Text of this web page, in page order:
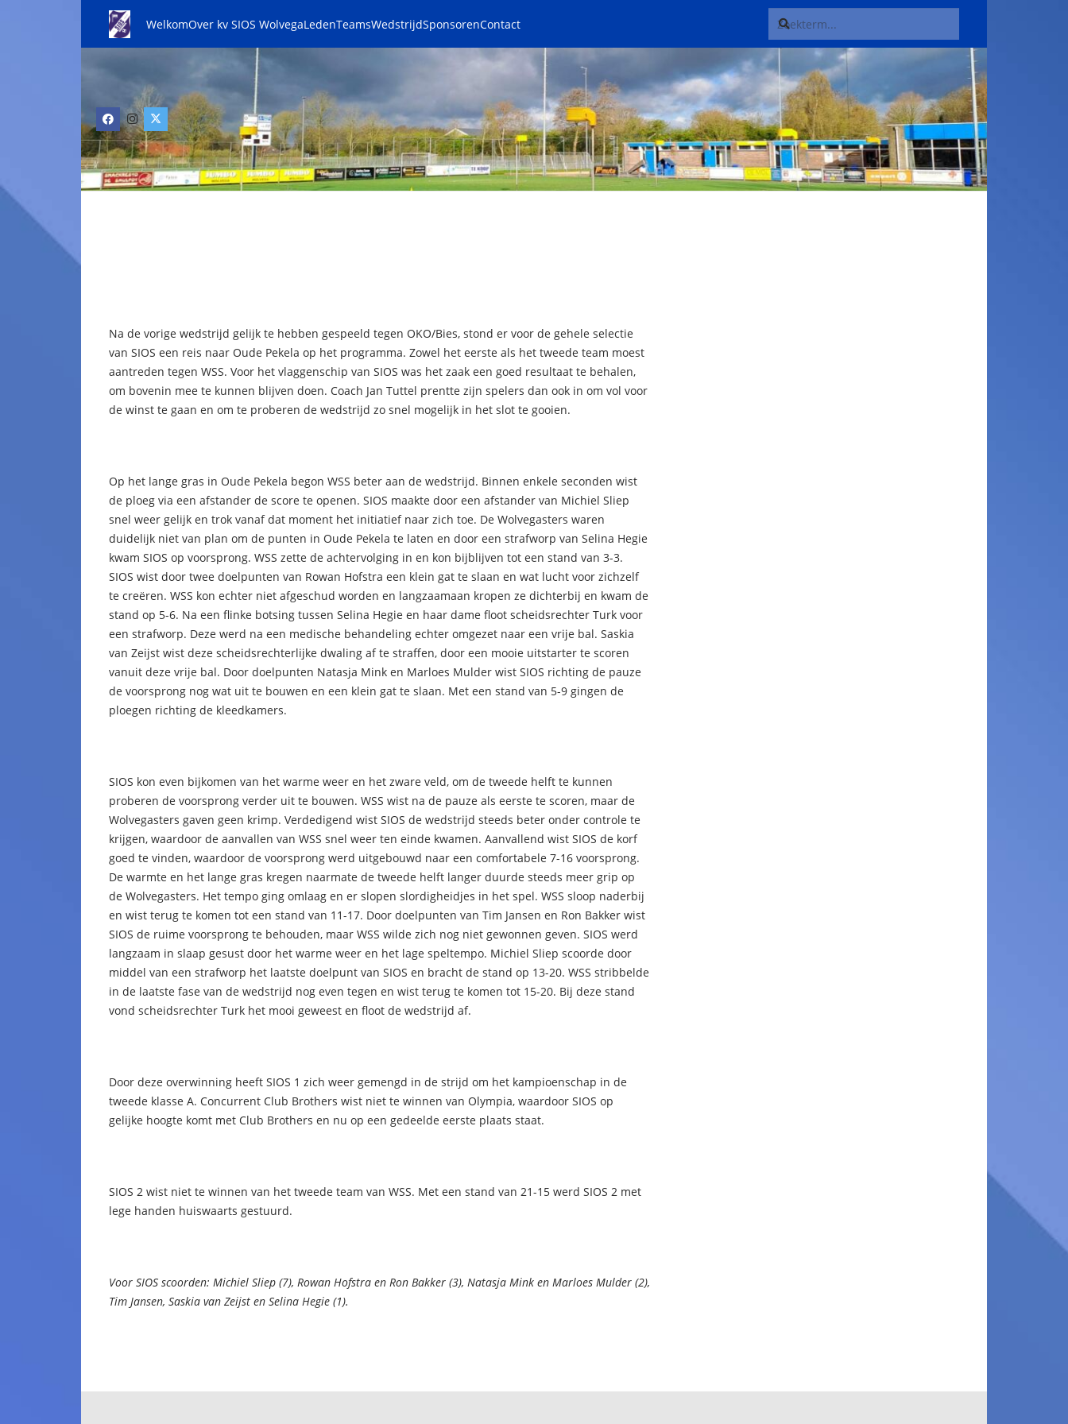
WelkomOver kv SIOS WolvegaLedenTeamsWedstrijdSponsorenContact
Na de vorige wedstrijd gelijk te hebben gespeeld tegen OKO/Bies, stond er voor de gehele selectie
van SIOS een reis naar Oude Pekela op het programma. Zowel het eerste als het tweede team moest
aantreden tegen WSS. Voor het vlaggenschip van SIOS was het zaak een goed resultaat te behalen,
om bovenin mee te kunnen blijven doen. Coach Jan Tuttel prentte zijn spelers dan ook in om vol voor
de winst te gaan en om te proberen de wedstrijd zo snel mogelijk in het slot te gooien.
Op het lange gras in Oude Pekela begon WSS beter aan de wedstrijd. Binnen enkele seconden wist
de ploeg via een afstander de score te openen. SIOS maakte door een afstander van Michiel Sliep
snel weer gelijk en trok vanaf dat moment het initiatief naar zich toe. De Wolvegasters waren
duidelijk niet van plan om de punten in Oude Pekela te laten en door een strafworp van Selina Hegie
kwam SIOS op voorsprong. WSS zette de achtervolging in en kon bijblijven tot een stand van 3-3.
SIOS wist door twee doelpunten van Rowan Hofstra een klein gat te slaan en wat lucht voor zichzelf
te creëren. WSS kon echter niet afgeschud worden en langzaamaan kropen ze dichterbij en kwam de
stand op 5-6. Na een flinke botsing tussen Selina Hegie en haar dame floot scheidsrechter Turk voor
een strafworp. Deze werd na een medische behandeling echter omgezet naar een vrije bal. Saskia
van Zeijst wist deze scheidsrechterlijke dwaling af te straffen, door een mooie uitstarter te scoren
vanuit deze vrije bal. Door doelpunten Natasja Mink en Marloes Mulder wist SIOS richting de pauze
de voorsprong nog wat uit te bouwen en een klein gat te slaan. Met een stand van 5-9 gingen de
ploegen richting de kleedkamers.
SIOS kon even bijkomen van het warme weer en het zware veld, om de tweede helft te kunnen
proberen de voorsprong verder uit te bouwen. WSS wist na de pauze als eerste te scoren, maar de
Wolvegasters gaven geen krimp. Verdedigend wist SIOS de wedstrijd steeds beter onder controle te
krijgen, waardoor de aanvallen van WSS snel weer ten einde kwamen. Aanvallend wist SIOS de korf
goed te vinden, waardoor de voorsprong werd uitgebouwd naar een comfortabele 7-16 voorsprong.
De warmte en het lange gras kregen naarmate de tweede helft langer duurde steeds meer grip op
de Wolvegasters. Het tempo ging omlaag en er slopen slordigheidjes in het spel. WSS sloop naderbij
en wist terug te komen tot een stand van 11-17. Door doelpunten van Tim Jansen en Ron Bakker wist
SIOS de ruime voorsprong te behouden, maar WSS wilde zich nog niet gewonnen geven. SIOS werd
langzaam in slaap gesust door het warme weer en het lage speltempo. Michiel Sliep scoorde door
middel van een strafworp het laatste doelpunt van SIOS en bracht de stand op 13-20. WSS stribbelde
in de laatste fase van de wedstrijd nog even tegen en wist terug te komen tot 15-20. Bij deze stand
vond scheidsrechter Turk het mooi geweest en floot de wedstrijd af.
Door deze overwinning heeft SIOS 1 zich weer gemengd in de strijd om het kampioenschap in de
tweede klasse A. Concurrent Club Brothers wist niet te winnen van Olympia, waardoor SIOS op
gelijke hoogte komt met Club Brothers en nu op een gedeelde eerste plaats staat.
SIOS 2 wist niet te winnen van het tweede team van WSS. Met een stand van 21-15 werd SIOS 2 met
lege handen huiswaarts gestuurd.
Voor SIOS scoorden: Michiel Sliep (7), Rowan Hofstra en Ron Bakker (3), Natasja Mink en Marloes Mulder (2),
Tim Jansen, Saskia van Zeijst en Selina Hegie (1).